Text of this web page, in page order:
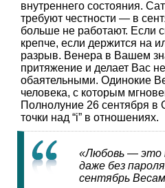
внутреннего состояния.
требуют честности — в
больше не работают. Если
крепче, если держится на
разрыв. Венера в Вашем
притяжение и делает Вас
обаятельными. Одинокие
человека, с которым
Полнолуние 26 сентября в
точки над “i” в отношениях.
«Любовь — это
даже без
сентябрь